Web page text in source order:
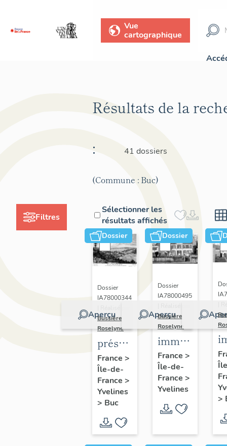
Vue
cartographique
Filtres
Résultats de la
:
41 dossiers
(Commune : Buc)
Sélectionner les
résultats affichés
Dossier
Aperçu
Dossier
IA78000344
Bussière
Roselyne
présentation
de la
commune
de Buc
France >
Île-de-
France >
Yvelines
> Buc
Dossier
Aperçu
Dossier
IA78000495
Bussière
Roselyne
immeubles,
maisons,
fermes
France >
Île-de-
France >
Yvelines
>